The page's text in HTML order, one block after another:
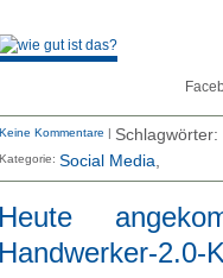
Keine Kommentare | Schlagwörter:
Kategorie: Social Media
Heute
Handwerker-2.0-